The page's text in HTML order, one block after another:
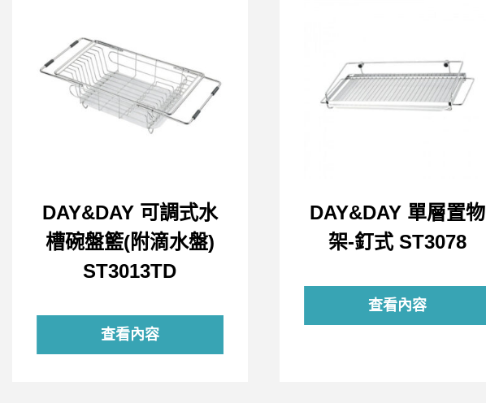
DAY&DAY 可調式水
槽碗盤籃(附滴水盤)
ST3013TD
查看內容
DAY&DAY 單層置物
架-釘式 ST3078
查看內容